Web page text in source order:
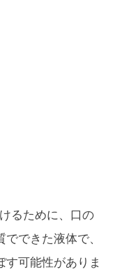
るために、口の
できた液体で、
す可能性がありま